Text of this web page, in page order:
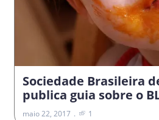
Sociedade Brasileira
publica guia sobre o
maio 22, 2017 1